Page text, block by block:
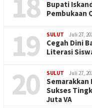
Bupati
Pembukaan
19 SULUT Juli 27,
Cegah Dini
Literasi
20 SULUT Juli 27,
Semarakkan
Sukses
Juta VA